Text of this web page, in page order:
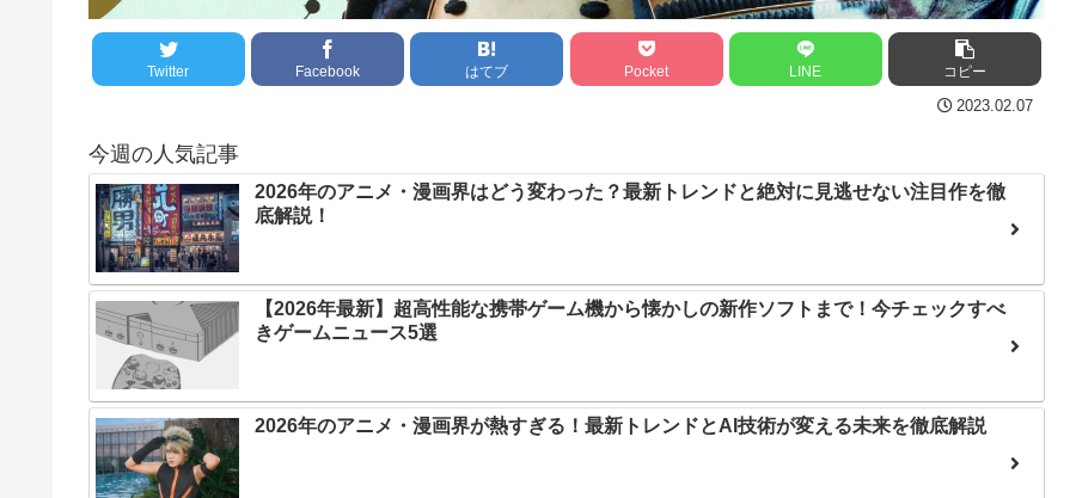
Twitter Facebook はてブ Pocket LINE コピー
2023.02.07
今週の人気記事
2026年のアニメ・漫画界はどう変わった？最新トレンドと絶対に見逃せない注目作を徹
底解説！
【2026年最新】超高性能な携帯ゲーム機から懐かしの新作ソフトまで！今チェックすべ
きゲームニュース5選
2026年のアニメ・漫画界が熱すぎる！最新トレンドとAI技術が変える未来を徹底解説